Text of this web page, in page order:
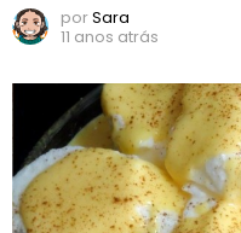
porSara
11 anos atrás